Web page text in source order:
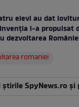
elevi au dat
i-a propulsat
dezvoltarea
romaniei
SpyNews.ro și